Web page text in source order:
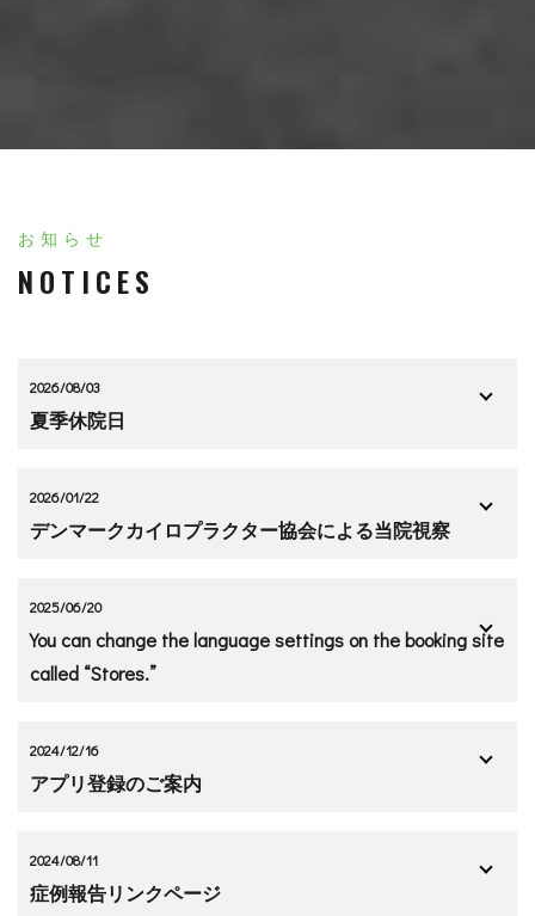
お知らせ
NOTICES
2026/08/03
夏季休院日
2026/01/22
デンマークカイロプラクター協会による当院視察
2025/06/20
You can change the language settings on the booking site
called “Stores.”
2024/12/16
アプリ登録のご案内
2024/08/11
症例報告リンクページ